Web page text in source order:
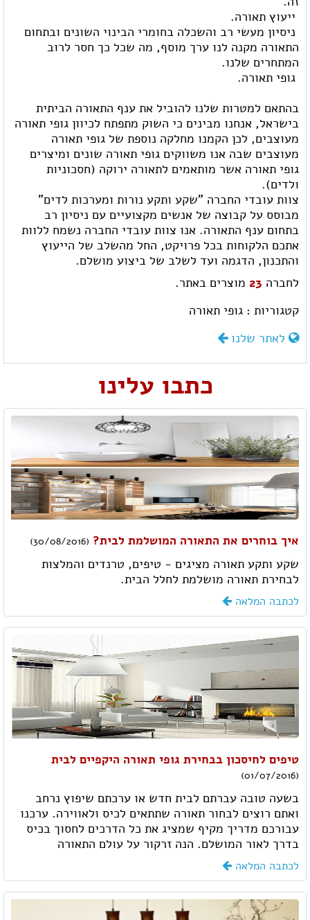
 ייעוץ תאורה.
 ניסיון מעשי רב והשכלה בחומרי הבינוי השונים ובתחום
התאורה מקנה לנו ערך מוסף, מה שכל כך חסר לרוב
המתחרים שלנו.
 גופי תאורה.
בהתאם למטרות שלנו להוביל את ענף התאורה הביתית
בישראל, אנחנו מבינים כי השוק מתפתח לכיוון גופי תאורה
מעוצבים, לכן הקמנו מחלקה נוספת של גופי תאורה
מעוצבים שבה אנו משווקים גופי תאורה שונים ומיצרים
גופי תאורה אשר מותאמים לתאורה ירוקה (חסכוניות
ולדים).
צוות עובדי החברה "שקע ותקע נורות ומערכות לדים"
מבוסס על קבוצה של אנשים מקצועיים עם ניסיון רב
בתחום ענף התאורה. אנו צוות עובדי החברה נשמח ללוות
אתכם הלקוחות בכל פרויקט, החל מהשלב של הייעוץ
והתכנון, הדגמה ועד לשלב של ביצוע מושלם.
לחברה 23 מוצרים באתר.
קטגוריות : גופי תאורה
לאתר שלנו
כתבו עלינו
איך בוחרים את התאורה המושלמת לבית? (30/08/2016)
שקע ותקע תאורה מציגים - טיפים, טרנדים והמלצות
לבחירת תאורה מושלמת לחלל הבית.
לכתבה המלאה
טיפים לחיסכון בבחירת גופי תאורה היקפיים לבית
(01/07/2016)
בשעה טובה עברתם לבית חדש או ערכתם שיפוץ נרחב
ואתם רוצים לבחור תאורה שתתאים לכיס ולאווירה. ערכנו
עבורכם מדריך מקיף שמציג את כל הדרכים לחסוך בכיס
בדרך לאור המושלם. הנה זרקור על עולם התאורה
לכתבה המלאה